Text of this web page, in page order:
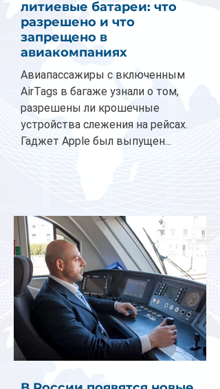
литиевые батареи: что
разрешено и что
запрещено в
авиакомпаниях
Авиапассажиры с включенным
AirTags в багаже узнали о том,
разрешены ли крошечные
устройства слежения на рейсах.
Гаджет Apple был выпущен...